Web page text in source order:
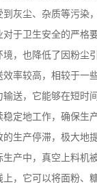
灰尘、杂质等污染
于卫生安全的严格
，也降低了因粉尘
效率较高，相较于一
送，它能够在短时
定地工作，确保生
生产停滞，极大地
生产中，真空上料机
，它可以将面粉、